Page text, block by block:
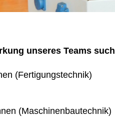
unseres Teams
(Fertigungstechnik)
(Maschinenbautechnik)